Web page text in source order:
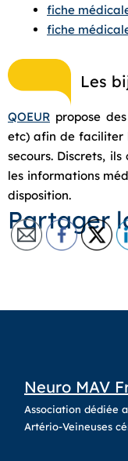
fiche
fiche
Les
QOEUR propose
etc) afin de faciliter
secours. Discrets,
les informations
disposition.
Partager
Neuro MAV
Association dédiée
Artério-Veineuses